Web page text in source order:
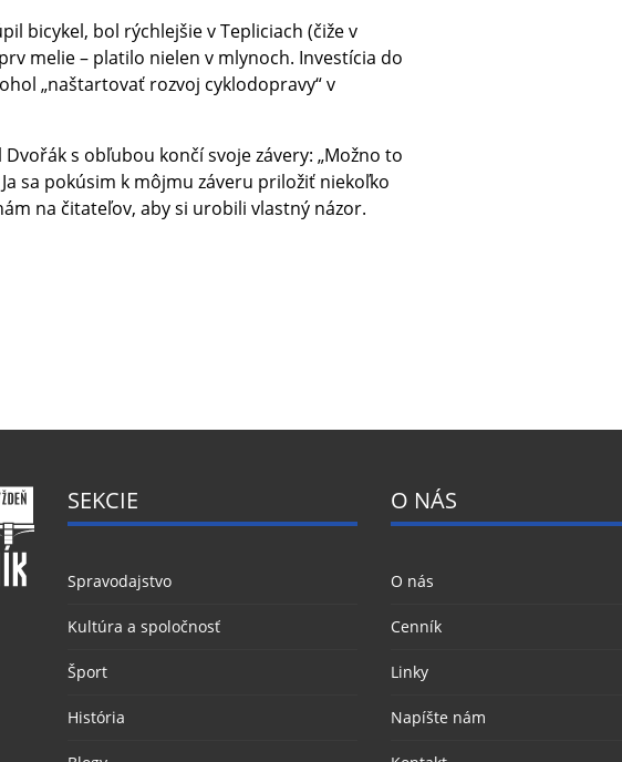
bicykel, bol rýchlejšie v Tepliciach (čiže v
melie – platilo nielen v mlynoch. Investícia do
„naštartovať rozvoj cyklodopravy“ v
s obľubou končí svoje závery: „Možno to
sa pokúsim k môjmu záveru priložiť niekoľko
na čitateľov, aby si urobili vlastný názor.
SEKCIE
Spravodajstvo
Kultúra a spoločnosť
Šport
História
O NÁS
O nás
Cenník
Linky
Napíšte nám